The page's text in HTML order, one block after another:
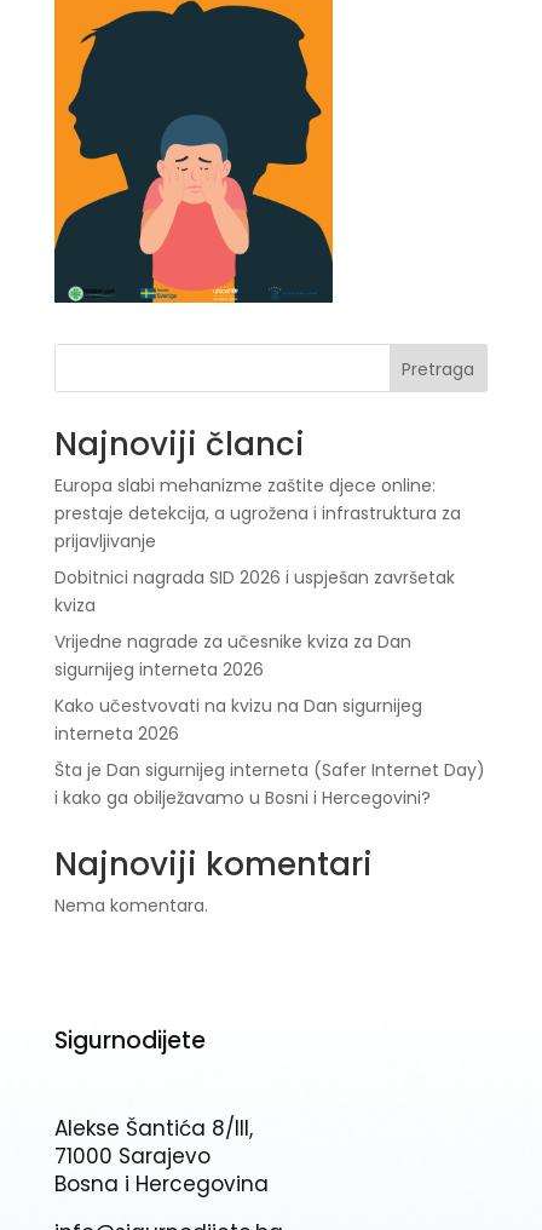
Pretraga
Najnoviji članci
Europa slabi mehanizme zaštite djece online:
prestaje detekcija, a ugrožena i infrastruktura za
prijavljivanje
Dobitnici nagrada SID 2026 i uspješan završetak
kviza
Vrijedne nagrade za učesnike kviza za Dan
sigurnijeg interneta 2026
Kako učestvovati na kvizu na Dan sigurnijeg
interneta 2026
Šta je Dan sigurnijeg interneta (Safer Internet Day)
i kako ga obilježavamo u Bosni i Hercegovini?
Najnoviji komentari
Nema komentara.
Sigurnodijete
Alekse Šantića 8/III,
71000 Sarajevo
Bosna i Hercegovina